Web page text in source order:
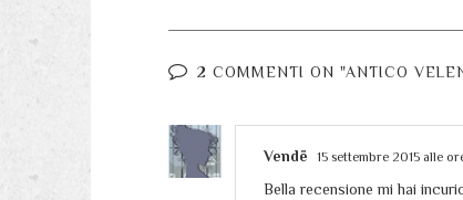
2 COMMENTI ON "ANTICO
Vendë 15 settembre 2015 alle
Bella recensione mi hai